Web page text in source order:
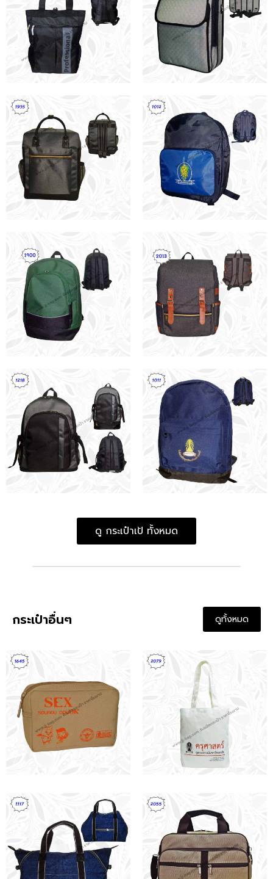
กระเป๋าอื่นๆ ดูทั้งหมด
เรื่องกระเป๋าน่ารู้ ดูทั้งหมด